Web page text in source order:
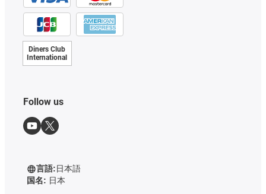
Diners Club
International
Follow us
言語:日本語
国名: 日本